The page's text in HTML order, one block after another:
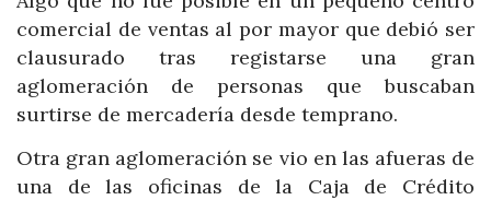
comercial de ventas al por mayor que debió ser
clausurado tras registarse una gran
aglomeración de personas que buscaban
surtirse de mercadería desde temprano.
Otra gran aglomeración se vio en las afueras de
una de las oficinas de la Caja de Crédito